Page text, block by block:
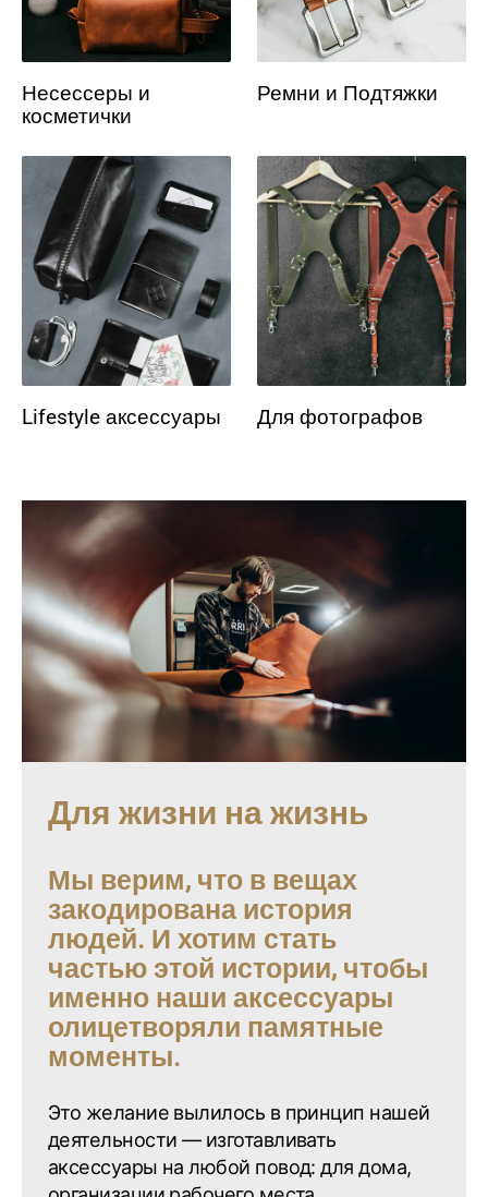
Несессеры и
косметички
Ремни и Подтяжки
Lifestyle аксессуары Для фотографов
Для жизни на жизнь
Мы верим, что в вещах
закодирована история
людей. И хотим стать
частью этой истории, чтобы
именно наши аксессуары
олицетворяли памятные
моменты.
Это желание вылилось в принцип нашей
деятельности — изготавливать
аксессуары на любой повод: для дома,